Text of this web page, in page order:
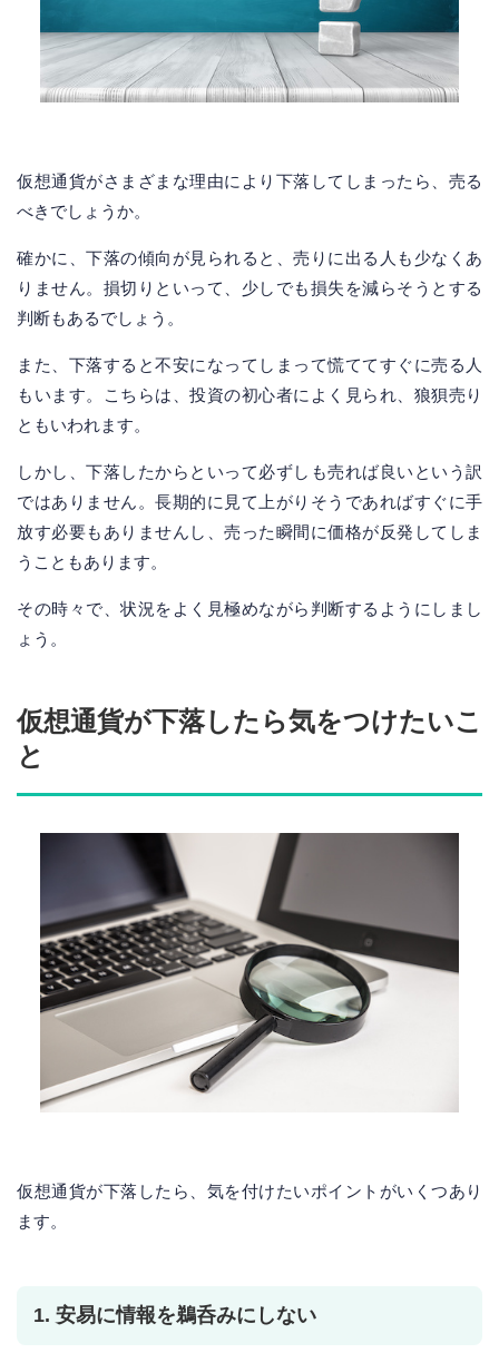
仮想通貨がさまざまな理由により下落してしまったら、売る
べきでしょうか。
確かに、下落の傾向が見られると、売りに出る人も少なくあ
りません。損切りといって、少しでも損失を減らそうとする
判断もあるでしょう。
また、下落すると不安になってしまって慌ててすぐに売る人
もいます。こちらは、投資の初心者によく見られ、狼狽売り
ともいわれます。
しかし、下落したからといって必ずしも売れば良いという訳
ではありません。長期的に見て上がりそうであればすぐに手
放す必要もありませんし、売った瞬間に価格が反発してしま
うこともあります。
その時々で、状況をよく見極めながら判断するようにしまし
ょう。
仮想通貨が下落したら気をつけたいこ
と
仮想通貨が下落したら、気を付けたいポイントがいくつあり
ます。
1. 安易に情報を鵜呑みにしない